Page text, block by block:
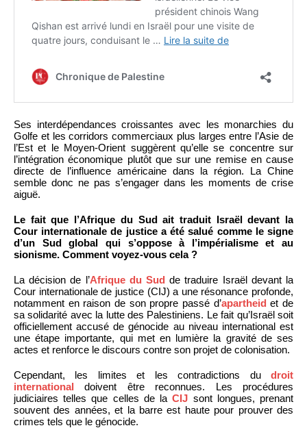
Ses interdépendances croissantes avec les monarchies du
Golfe et les corridors commerciaux plus larges entre l’Asie de
l’Est et le Moyen-Orient suggèrent qu’elle se concentre sur
l’intégration économique plutôt que sur une remise en cause
directe de l’influence américaine dans la région. La Chine
semble donc ne pas s’engager dans les moments de crise
aiguë.
Le fait que l’Afrique du Sud ait traduit Israël devant la
Cour internationale de justice a été salué comme le signe
d’un Sud global qui s’oppose à l’impérialisme et au
sionisme. Comment voyez-vous cela ?
La décision de l’Afrique du Sud de traduire Israël devant la
Cour internationale de justice (CIJ) a une résonance profonde,
notamment en raison de son propre passé d’apartheid et de
sa solidarité avec la lutte des Palestiniens. Le fait qu’Israël soit
officiellement accusé de génocide au niveau international est
une étape importante, qui met en lumière la gravité de ses
actes et renforce le discours contre son projet de colonisation.
Cependant, les limites et les contradictions du droit
international doivent être reconnues. Les procédures
judiciaires telles que celles de laCIJ sont longues, prenant
souvent des années, et la barre est haute pour prouver des
crimes tels que le génocide.